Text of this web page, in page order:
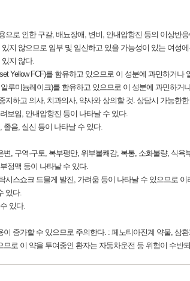
으로 인한 구갈, 배뇨장애, 변비, 안내압항진 등의 이상반
지 않으므로 임부 및 임신하고 있을 가능성이 있는 여성
있지 않다.
Yellow FCF)를 함유하고 있으므로 이 성분에 과민하거
루미늄레이크)를 함유하고 있으므로 이 성분에 과민하
지하고 의사, 치과의사, 약사와 상의할 것. 상담시 가능한
보임, 안내압항진 등이 나타날 수 있다.
졸음, 실신 등이 나타날 수 있다.
, 구역·구토, 복부팽만, 위부불쾌감, 복통, 소화불량, 식욕
정맥 등이 나타날 수 있다.
시스쇼크 드물게 발진, 가려움 등이 나타날 수 있으므로
있다.
있다.
이 증가할 수 있으므로 주의한다. : 페노티아진계 약물, 삼
로 이 약을 투여중인 환자는 자동차운전 등 위험이 수반